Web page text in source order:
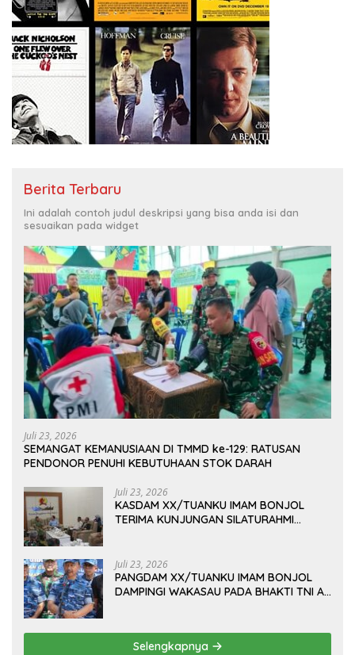
Berita Terbaru
Ini adalah contoh judul deskripsi yang bisa anda isi dan
sesuaikan pada widget
Juli 23, 2026
SEMANGAT KEMANUSIAAN DI TMMD ke-129: RATUSAN
PENDONOR PENUHI KEBUTUHAAN STOK DARAH
Juli 23, 2026
KASDAM XX/TUANKU IMAM BONJOL
TERIMA KUNJUNGAN SILATURAHMI
Juli 23, 2026
PANGDAM XX/TUANKU IMAM BONJOL
DAMPINGI WAKASAU PADA BHAKTI TNI AU
Selengkapnya